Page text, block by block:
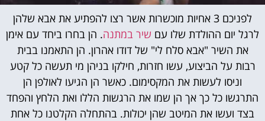
לפניכם 3 אחיות מוכשרות אשר רצו להפתיע את אבא שלהן
לרגל יום ההולדת שלו עם שיר במתנה. הן בחרו ביחד עם אימן
את השיר "אבא סלח לי" של דודו אהרון. הן התאמנו בבית
רבות על הביצוע, עשו חזרות, חילקו בניהן מי תעשה כל קטע
וניסו לעשות את המקסימום. כאשר הן הגיעו לאולפן הן
התרגשו כל כך אך הן שמו את הרגשות הללו ואת הלחץ והפחד
בצד ועשו את המיטב שהן יכולות. בהתחלה הקלטנו כל אחת